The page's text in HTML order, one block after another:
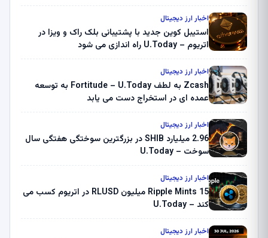
اخبار ارز دیجیتال
استیبل کوین جدید با پشتیبانی بلک راک و ویزا در
اتریوم – U.Today راه اندازی می شود
اخبار ارز دیجیتال
Zcash به لطف Fortitude – U.Today به توسعه
عمده ای در استخراج دست می یابد
اخبار ارز دیجیتال
2.96 میلیارد SHIB در بزرگترین سوختگی هفتگی سال
سوخت – U.Today
اخبار ارز دیجیتال
Ripple Mints 15 میلیون RLUSD در اتریوم کسب می
کند – U.Today
اخبار ارز دیجیتال